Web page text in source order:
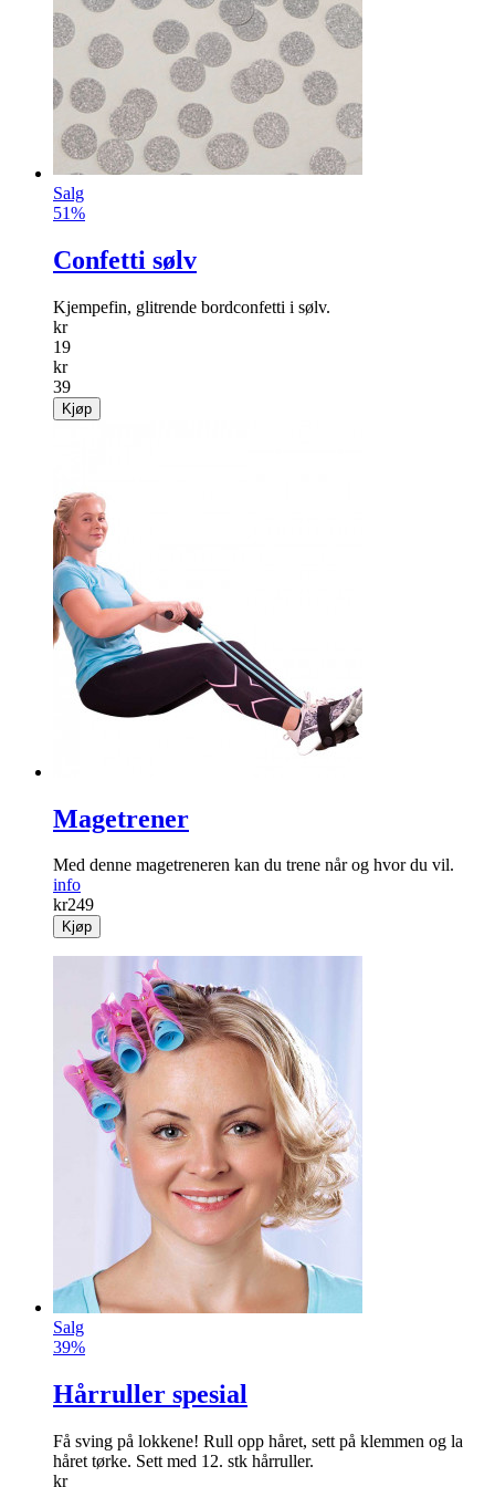
Salg
51%
Confetti sølv
Kjempefin, glitrende bordconfetti i sølv.
kr
19
kr
39
Kjøp
Magetrener
Med denne magetreneren kan du trene når og hvor du vil.
info
kr249
Kjøp
Salg
39%
Hårruller spesial
Få sving på lokkene! Rull opp håret, sett på klemmen og la
håret tørke. Sett med 12. stk hårruller.
kr